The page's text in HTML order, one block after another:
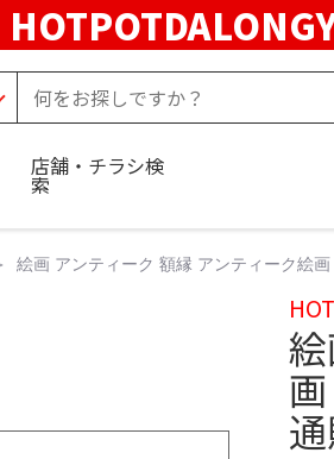
店舗・チラシ検
索
絵画 アンティーク 額縁 アンティーク絵